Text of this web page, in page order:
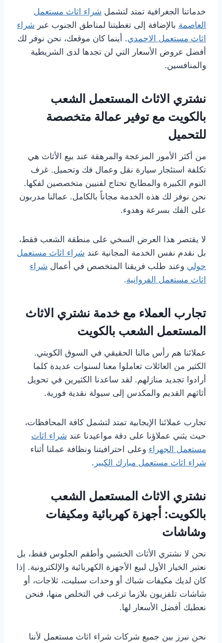
خدماتنا الجغرافية تمتد لتشمل شراء اثاث مستعمل
العاصمة بالإضافة إلى تغطيتنا لمناطق الجنوب عبر شراء
اثاث مستعمل الاحمدي. أينما كان موقعك، نحن نوفر لك
أفضل عروض الأسعار التي لن تجدها لدى الشريطية
والمنافسين.
نشتري الاثاث المستعمل الشعب
بالكويت مع توفير عمالة متخصصة
للتحميل
من أكثر الأمور المزعجة والمرهقة عند بيع الأثاث هي
تكلفة استئجار سيارة نقل وعمال فك وتحميل. غرف
النوم الكبيرة والمطابخ تحتاج لفنيين متخصصين لفكها.
نحن نوفر لك هذه الخدمة مجاناً بالكامل. عمالنا مدربون
على الفك بسرعة وهدوء.
لا يقتصر هذا العرض السخي على منطقة الشعب فقط،
بل نقدم نفس الخدمة المجانية عند شراء اثاث مستعمل
حولي وعند طلب فريقنا المتخصص في أعمال شراء
اثاث مستعمل الفروانية.
تجارب العملاء مع خدمة نشتري الاثاث
المستعمل الشعب بالكويت
عملائنا هم رأس مالنا الحقيقي في السوق الكويتي.
الكثير من العائلات تعاملوا معنا لسنوات عديدة كلما
أرادوا تجديد منازلهم. لقد ساعدنا الكثيرين في تحويل
أثاثهم القديم والمكدس إلى سيولة نقدية فورية.
تجارب عملائنا الإيجابية تمتد لتشمل كافة المحافظات،
حيث يثني عملاؤنا على دقة مواعيدنا عند شراء اثاث
مستعمل الجهراء وعلى احترافيتنا ونظافة عملنا أثناء
شراء اثاث مستعمل مبارك الكبير .
نشتري الاثاث المستعمل الشعب
بالكويت: أجهزة كهربائية ومكيفات
وشاشات
نحن لا نشتري الأثاث الخشبي وأطقم الجلوس فقط، بل
نعتبر الخيار الأول لبيع الأجهزة الكهربائية والإلكترونية. إذا
كان لديك مكيفات شباك أو وحدات سبليت، ثلاجات، أو
شاشات تلفزيون بلازما ترغب في التخلص منها، فنحن
نعطيك أفضل الأسعار لها.
نحن نبرز بين جميع شركات شراء اثاث مستعمل لأننا